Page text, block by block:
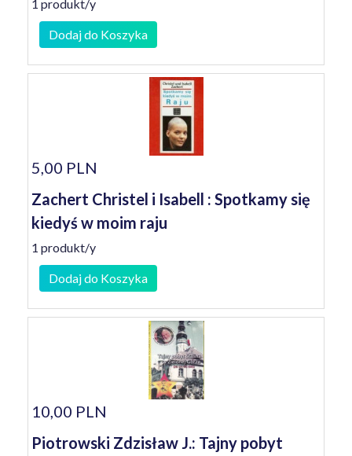
1 produkt/y
Dodaj do Koszyka
5,00 PLN
Zachert Christel i Isabell : Spotkamy się
kiedyś w moim raju
1 produkt/y
Dodaj do Koszyka
10,00 PLN
Piotrowski Zdzisław J.: Tajny pobyt